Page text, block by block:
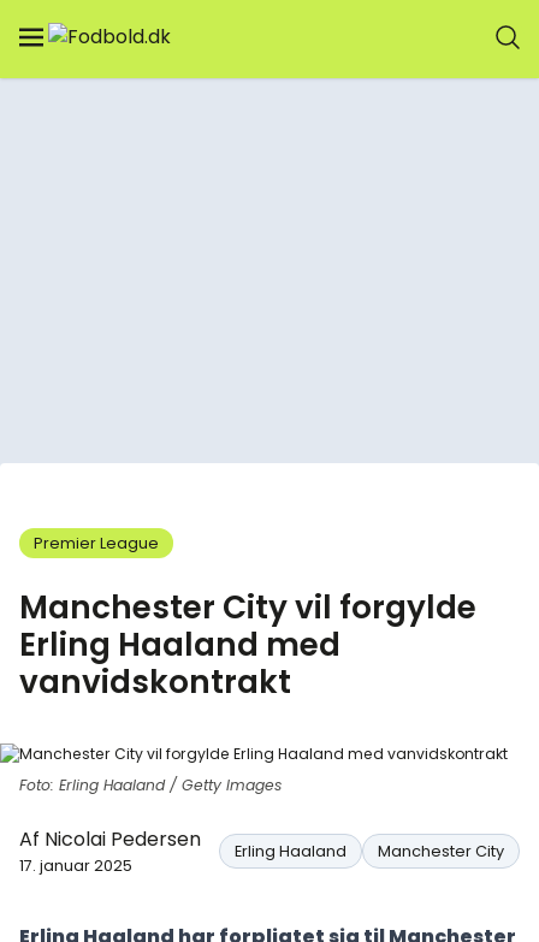
Premier League
Manchester City vil forgylde
Erling Haaland med
vanvidskontrakt
Foto: Erling Haaland / Getty Images
Af Nicolai Pedersen
17. januar 2025
Erling Haaland Manchester City